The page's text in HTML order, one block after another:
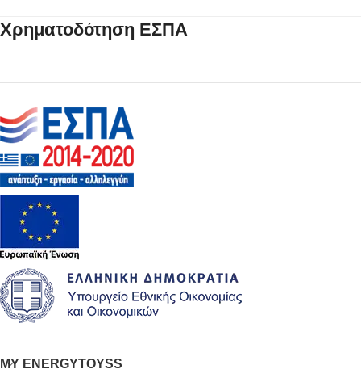
Χρηματοδότηση ΕΣΠΑ
MY ENERGYTOYSS